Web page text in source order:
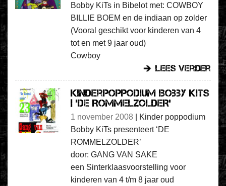
Bobby KiTs in Bibelot met: COWBOY
BILLIE BOEM en de indiaan op zolder
(Vooral geschikt voor kinderen van 4
tot en met 9 jaar oud)
Cowboy
lees verder
Kinderpoppodium Bobby KiTs
| ‘DE ROMMELZOLDER’
1 november 2008
Kinder poppodium
Bobby KiTs presenteert ‘DE
ROMMELZOLDER’
door: GANG VAN SAKE
een Sinterklaasvoorstelling voor
kinderen van 4 t/m 8 jaar oud